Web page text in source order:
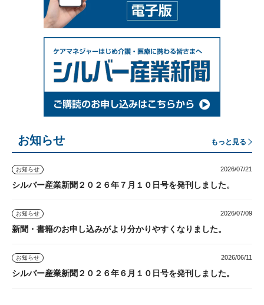
お知らせ もっと見る
お知らせ 2026/07/21
シルバー産業新聞２０２６年７月１０日号を発刊しました。
お知らせ 2026/07/09
新聞・書籍のお申し込みがより分かりやすくなりました。
お知らせ 2026/06/11
シルバー産業新聞２０２６年６月１０日号を発刊しました。